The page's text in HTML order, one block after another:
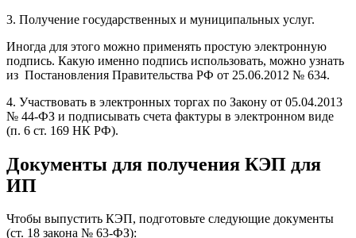
3. Получение государственных и муниципальных услуг.
Иногда для этого можно применять простую электронную
подпись. Какую именно подпись использовать, можно узнать
из Постановления Правительства РФ от 25.06.2012 № 634.
4. Участвовать в электронных торгах по Закону от 05.04.2013
№ 44-ФЗ и подписывать счета фактуры в электронном виде
(п. 6 ст. 169 НК РФ).
Документы для получения КЭП для
ИП
Чтобы выпустить КЭП, подготовьте следующие документы
(ст. 18 закона № 63-ФЗ):